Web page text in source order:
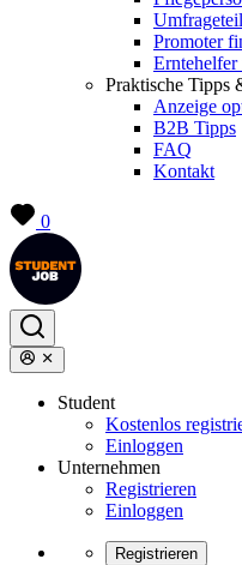
Promoter
Erntehelfer
Praktische Tipps
Anzeige
B2B Tipps
FAQ
Kontakt
0
Student
Kostenlos
Einloggen
Unternehmen
Registrieren
Einloggen
Registrieren